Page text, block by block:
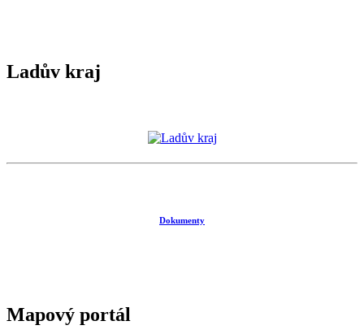
Ladův kraj
Dokumenty
Mapový portál